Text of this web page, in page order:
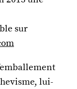
sur
lui-